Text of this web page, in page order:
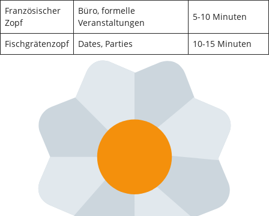
Französischer
Zopf
Büro, formelle
Veranstaltungen
5-10 Minuten
Fischgrätenzopf Dates, Parties 10-15 Minuten